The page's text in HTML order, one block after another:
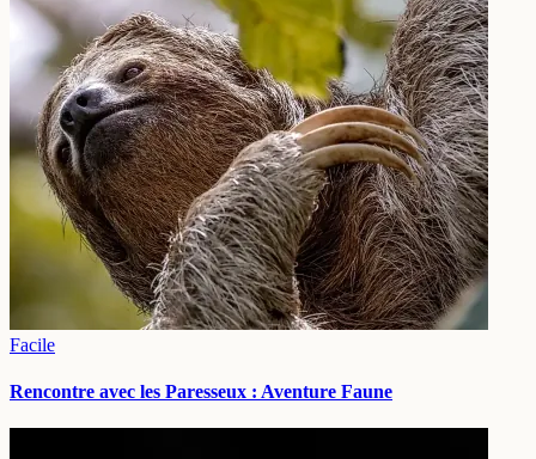
Facile
Rencontre avec les Paresseux : Aventure Faune